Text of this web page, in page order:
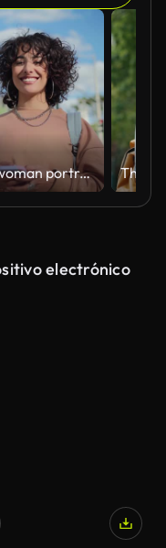
Latin woman portrait in the city
electrónico